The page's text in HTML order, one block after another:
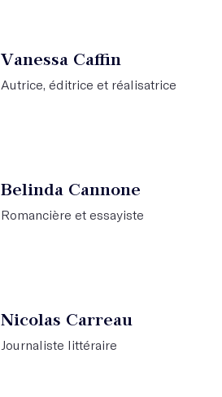
Vanessa Caffin
Autrice, éditrice et réalisatrice
Belinda Cannone
Romancière et essayiste
Nicolas Carreau
Journaliste littéraire